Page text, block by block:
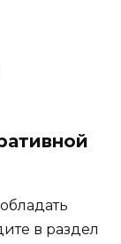
в раздел